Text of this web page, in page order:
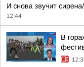
И снова звучит
12:44
В